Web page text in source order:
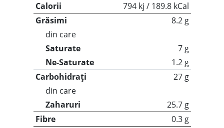
Calorii
794 kj / 189.8 kCal
Grăsimi
8.2 g
din care
Saturate
7 g
Ne-Saturate
1.2 g
Carbohidrați
27 g
din care
Zaharuri
25.7 g
Fibre
0.3 g